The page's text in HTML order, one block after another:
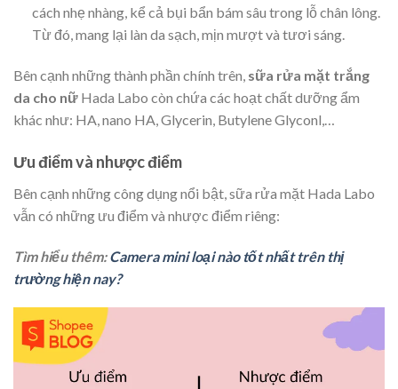
cách nhẹ nhàng, kể cả bụi bẩn bám sâu trong lỗ chân lông.
Từ đó, mang lại làn da sạch, mịn mượt và tươi sáng.
Bên cạnh những thành phần chính trên, sữa rửa mặt trắng
da cho nữ Hada Labo còn chứa các hoạt chất dưỡng ẩm
khác như: HA, nano HA, Glycerin, Butylene Glyconl,…
Ưu điểm và nhược điểm
Bên cạnh những công dụng nổi bật, sữa rửa mặt Hada Labo
vẫn có những ưu điểm và nhược điểm riêng:
Tìm hiểu thêm:Camera mini loại nào tốt nhất trên thị
trường hiện nay?